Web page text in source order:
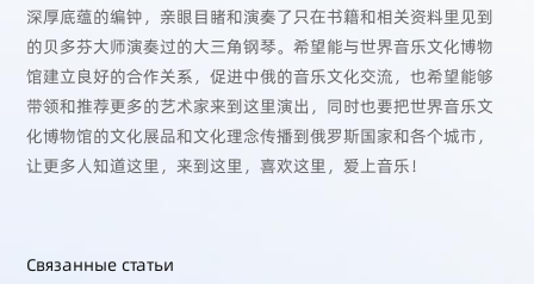
深厚底蕴的编钟，亲眼目睹和演奏了只在书籍和相关资料里见到
的贝多芬大师演奏过的大三角钢琴。希望能与世界音乐文化博物
馆建立良好的合作关系，促进中俄的音乐文化交流，也希望能够
带领和推荐更多的艺术家来到这里演出，同时也要把世界音乐文
化博物馆的文化展品和文化理念传播到俄罗斯国家和各个城市，
让更多人知道这里，来到这里，喜欢这里，爱上音乐！
Связанные статьи